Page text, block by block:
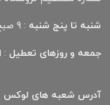
شنبه تا پنج شنبه : 9 صبح تا 8 شب
جمعه و روزهای تعطیل : 9 صبح تا 5 عصر
آدرس شعبه های لوکس